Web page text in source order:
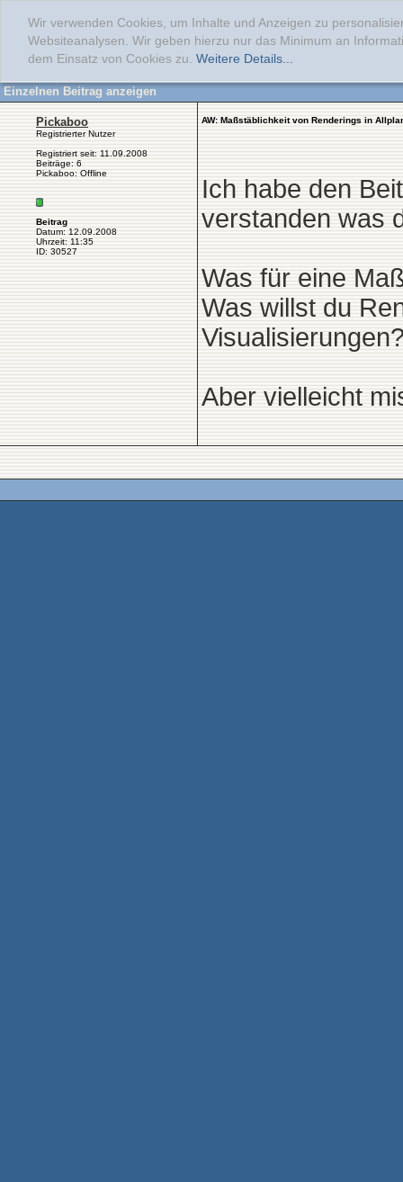
Wir verwenden Cookies, um Inhalte und Anzeigen zu
Websiteanalysen. Wir geben hierzu nur das Minimum an
dem Einsatz von Cookies zu. Weitere Details...
Einzelnen Beitrag anzeigen
Pickaboo
Registrierter Nutzer
Registriert seit: 11.09.2008
Beiträge: 6
Pickaboo: Offline
Beitrag
Datum: 12.09.2008
Uhrzeit: 11:35
ID: 30527
AW: Maßstäblichkeit von Renderings in
Ich habe den
verstanden was
Was für eine
Was willst du
Aber vielleicht